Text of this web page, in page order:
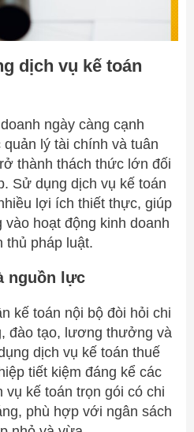
dịch vụ kế toán
ngày càng cạnh
lý tài chính và tuân
thành thách thức lớn đối
Sử dụng dịch vụ kế toán
lợi ích thiết thực, giúp
hoạt động kinh doanh
thủ pháp luật.
nguồn lực
kế toán nội bộ đòi hỏi chi
đào tạo, lương thưởng và
dịch vụ kế toán thuế
tiết kiệm đáng kể các
vụ kế toán trọn gói có chi
phù hợp với ngân sách